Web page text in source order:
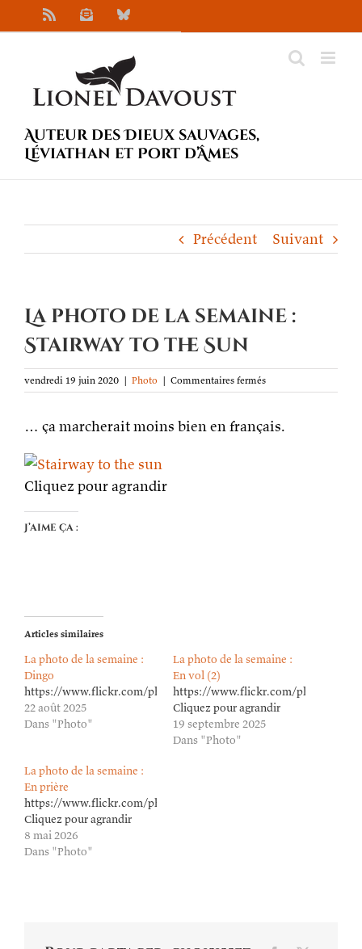
au
NewsletterBluesky
Auteur des Dieux sauvages,
Léviathan et Port d’Âmes
Précédent Suivant
La photo de la semaine :
Stairway to the Sun
vendredi 19 juin 2020 | Photo | Commentaires ferméssur
La
de
… ça marcherait moins bien en français.
Cliquez pour agrandir
J’aime ça :
Articles similaires
La photo de la semaine :
Dingo
https://www.flickr.com/photos/lioneldavoust/54703120626/in/
22 août 2025
Dans "Photo"
La photo de la semaine :
En vol (2)
https://www.flickr.com/photos/
Cliquez pour agrandir
19 septembre 2025
Dans "Photo"
La photo de la semaine :
En prière
https://www.flickr.com/photos/lioneldavoust/55253796725/in/
Cliquez pour agrandir
8 mai 2026
Dans "Photo"